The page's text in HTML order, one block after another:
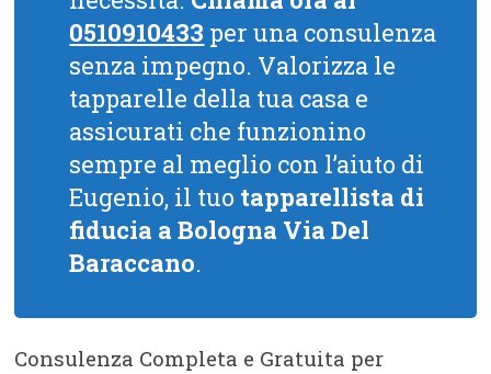
0510910433 per una consulenza
senza impegno. Valorizza le
tapparelle della tua casa e
assicurati che funzionino
sempre al meglio con l’aiuto di
Eugenio, il tuo tapparellista di
fiducia a Bologna Via Del
Baraccano.
Consulenza Completa e Gratuita per